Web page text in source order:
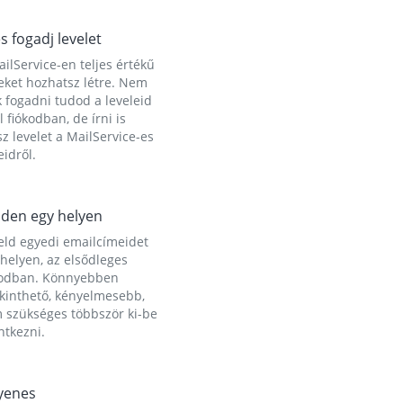
fogadj levelet
en teljes értékű
hozhatsz létre. Nem
fogadni tudod a leveleid
fiókodban, de írni is
levelet a MailService-es
egy helyen
egyedi emailcímeidet
az elsődleges
Könnyebben
kényelmesebb,
szükséges többször ki-be